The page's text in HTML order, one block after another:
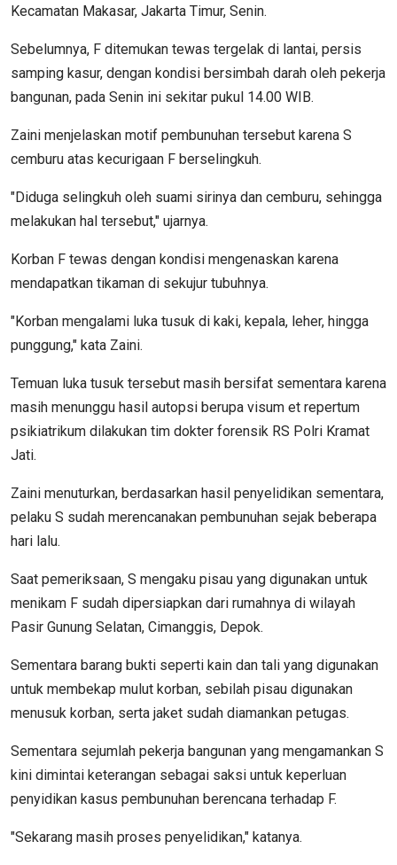
Kecamatan Makasar, Jakarta Timur, Senin.
Sebelumnya, F ditemukan tewas tergelak di lantai, persis
samping kasur, dengan kondisi bersimbah darah oleh pekerja
bangunan, pada Senin ini sekitar pukul 14.00 WIB.
Zaini menjelaskan motif pembunuhan tersebut karena S
cemburu atas kecurigaan F berselingkuh.
"Diduga selingkuh oleh suami sirinya dan cemburu, sehingga
melakukan hal tersebut," ujarnya.
Korban F tewas dengan kondisi mengenaskan karena
mendapatkan tikaman di sekujur tubuhnya.
"Korban mengalami luka tusuk di kaki, kepala, leher, hingga
punggung," kata Zaini.
Temuan luka tusuk tersebut masih bersifat sementara karena
masih menunggu hasil autopsi berupa visum et repertum
psikiatrikum dilakukan tim dokter forensik RS Polri Kramat
Jati.
Zaini menuturkan, berdasarkan hasil penyelidikan sementara,
pelaku S sudah merencanakan pembunuhan sejak beberapa
hari lalu.
Saat pemeriksaan, S mengaku pisau yang digunakan untuk
menikam F sudah dipersiapkan dari rumahnya di wilayah
Pasir Gunung Selatan, Cimanggis, Depok.
Sementara barang bukti seperti kain dan tali yang digunakan
untuk membekap mulut korban, sebilah pisau digunakan
menusuk korban, serta jaket sudah diamankan petugas.
Sementara sejumlah pekerja bangunan yang mengamankan S
kini dimintai keterangan sebagai saksi untuk keperluan
penyidikan kasus pembunuhan berencana terhadap F.
"Sekarang masih proses penyelidikan," katanya.